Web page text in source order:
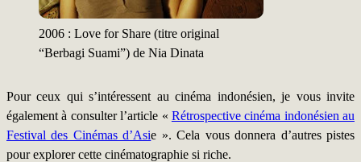
2006 : Love for Share (titre original
“Berbagi Suami”) de Nia Dinata
Pour ceux qui s’intéressent au cinéma indonésien, je vous invite
également à consulter l’article « Rétrospective cinéma indonésien au
Festival des Cinémas d’Asie ». Cela vous donnera d’autres pistes
pour explorer cette cinématographie si riche.